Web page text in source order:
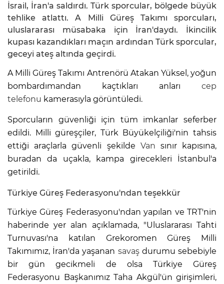
İsrail, İran'a saldırdı. Türk sporcular, bölgede büyük
tehlike atlattı. A Milli Güreş Takımı sporcuları,
uluslararası müsabaka için İran'daydı. İkincilik
kupası kazandıkları maçın ardından Türk sporcular,
geceyi ateş altında geçirdi.
A Milli Güreş Takımı Antrenörü Atakan Yüksel, yoğun
bombardımandan kaçtıkları anları cep
telefonu kamerasıyla görüntüledi.
Sporcuların güvenliği için tüm imkanlar seferber
edildi. Milli güreşçiler, Türk Büyükelçiliği'nin tahsis
ettiği araçlarla güvenli şekilde Van sınır kapısına,
buradan da uçakla, kampa girecekleri İstanbul'a
getirildi.
Türkiye Güreş Federasyonu'ndan teşekkür
Türkiye Güreş Federasyonu'ndan yapılan ve TRT'nin
haberinde yer alan açıklamada, "Uluslararası Tahti
Turnuvası'na katılan Grekoromen Güreş Milli
Takımımız, İran'da yaşanan savaşdurumu sebebiyle
bir gün gecikmeli de olsa Türkiye Güreş
Federasyonu Başkanımız Taha Akgül'ün girişimleri,